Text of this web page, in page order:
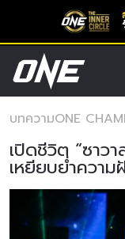
บทความONE
เปิดชีวิต “ซาว
เหยียบย่ำควา